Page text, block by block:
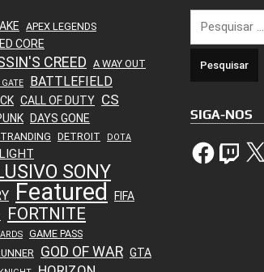
APEX LEGENDS
CORE
CREED A WAY OUT
BATTLEFIELD
CALL OF DUTY CS
DAYS GONE
DETROIT DOTA
SONY
Featured FIFA
FORTNITE
GAME PASS
GOD OF WAR GTA
por:
SIGA-NOS
FacebookTwitch X